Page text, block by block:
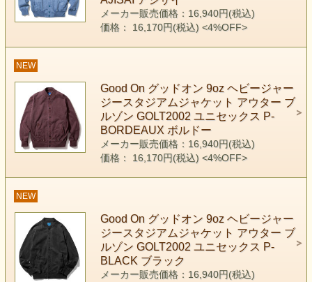
メーカー販売価格：16,940円(税込)
価格： 16,170円(税込) <4%OFF>
NEW
Good On グッドオン 9oz ヘビージャー
ジースタジアムジャケット アウター ブ
ルゾン GOLT2002 ユニセックス P-
BORDEAUX ボルドー
メーカー販売価格：16,940円(税込)
価格： 16,170円(税込) <4%OFF>
NEW
Good On グッドオン 9oz ヘビージャー
ジースタジアムジャケット アウター ブ
ルゾン GOLT2002 ユニセックス P-
BLACK ブラック
メーカー販売価格：16,940円(税込)